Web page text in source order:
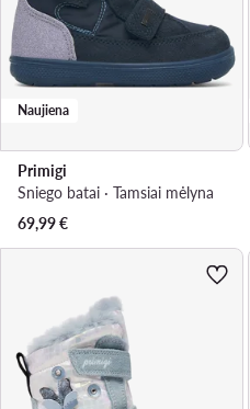
Naujiena
Primigi
Sniego batai · Tamsiai mėlyna
69,99€